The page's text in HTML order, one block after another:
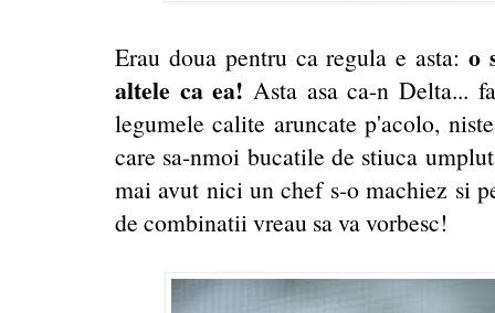
Erau doua pentru ca regula e asta: o
altele ca ea! Asta asa ca-n Delta...
legumele calite aruncate p'acolo,
care sa-nmoi bucatile de stiuca
mai avut nici un chef s-o machiez si
de combinatii vreau sa va vorbesc!